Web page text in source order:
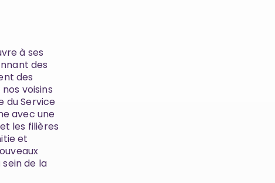
à ses
des
des
voisins
du Service
avec une
les filières
et
de la